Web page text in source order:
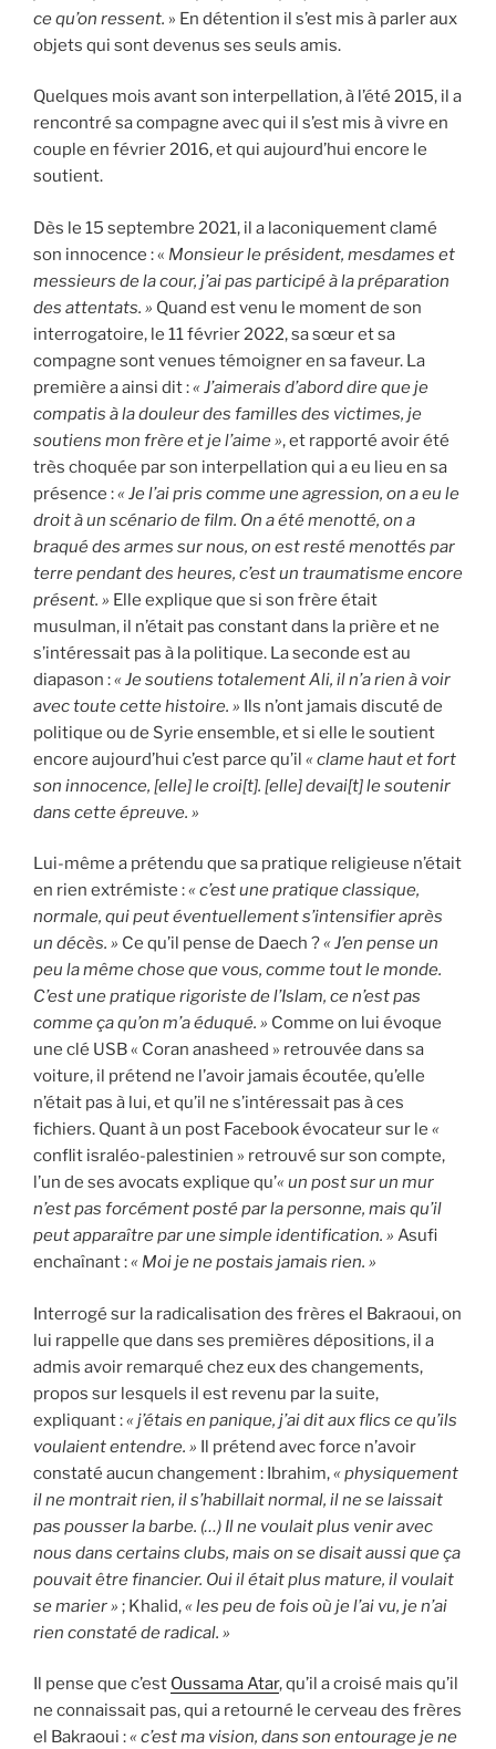
ce qu’on ressent. » En détention il s’est mis à parler aux
objets qui sont devenus ses seuls amis.
Quelques mois avant son interpellation, à l’été 2015, il a
rencontré sa compagne avec qui il s’est mis à vivre en
couple en février 2016, et qui aujourd’hui encore le
soutient.
Dès le 15 septembre 2021, il a laconiquement clamé
son innocence : « Monsieur le président, mesdames et
messieurs de la cour, j’ai pas participé à la préparation
des attentats. » Quand est venu le moment de son
interrogatoire, le 11 février 2022, sa sœur et sa
compagne sont venues témoigner en sa faveur. La
première a ainsi dit :« J’aimerais d’abord dire que je
compatis à la douleur des familles des victimes, je
soutiens mon frère et je l’aime », et rapporté avoir été
très choquée par son interpellation qui a eu lieu en sa
présence :« Je l’ai pris comme une agression, on a eu le
droit à un scénario de film. On a été menotté, on a
braqué des armes sur nous, on est resté menottés par
terre pendant des heures, c’est un traumatisme encore
présent. » Elle explique que si son frère était
musulman, il n’était pas constant dans la prière et ne
s’intéressait pas à la politique. La seconde est au
diapason :« Je soutiens totalement Ali, il n’a rien à voir
avec toute cette histoire. » Ils n’ont jamais discuté de
politique ou de Syrie ensemble, et si elle le soutient
encore aujourd’hui c’est parce qu’il « clame haut et fort
son innocence, [elle] le croi[t]. [elle] devai[t] le soutenir
dans cette épreuve. »
Lui-même a prétendu que sa pratique religieuse n’était
en rien extrémiste :« c’est une pratique classique,
normale, qui peut éventuellement s’intensifier après
un décès. » Ce qu’il pense de Daech ?« J’en pense un
peu la même chose que vous, comme tout le monde.
C’est une pratique rigoriste de l’Islam, ce n’est pas
comme ça qu’on m’a éduqué. » Comme on lui évoque
une clé USB « Coran anasheed » retrouvée dans sa
voiture, il prétend ne l’avoir jamais écoutée, qu’elle
n’était pas à lui, et qu’il ne s’intéressait pas à ces
fichiers. Quant à un post Facebook évocateur sur le «
conflit israléo-palestinien » retrouvé sur son compte,
l’un de ses avocats explique qu’« un post sur un mur
n’est pas forcément posté par la personne, mais qu’il
peut apparaître par une simple identification. » Asufi
enchaînant :« Moi je ne postais jamais rien. »
Interrogé sur la radicalisation des frères el Bakraoui, on
lui rappelle que dans ses premières dépositions, il a
admis avoir remarqué chez eux des changements,
propos sur lesquels il est revenu par la suite,
expliquant :« j’étais en panique, j’ai dit aux flics ce qu’ils
voulaient entendre. » Il prétend avec force n’avoir
constaté aucun changement : Ibrahim,« physiquement
il ne montrait rien, il s’habillait normal, il ne se laissait
pas pousser la barbe. (…) Il ne voulait plus venir avec
nous dans certains clubs, mais on se disait aussi que ça
pouvait être financier. Oui il était plus mature, il voulait
se marier » ; Khalid,« les peu de fois où je l’ai vu, je n’ai
rien constaté de radical. »
Il pense que c’est Oussama Atar, qu’il a croisé mais qu’il
ne connaissait pas, qui a retourné le cerveau des frères
el Bakraoui :« c’est ma vision, dans son entourage je ne